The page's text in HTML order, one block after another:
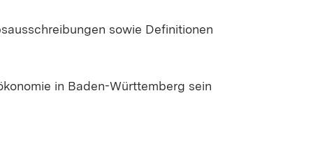
sowie Definitionen
in Baden-Württemberg sein